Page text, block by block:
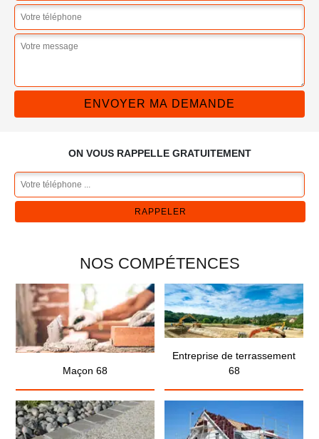
ON VOUS RAPPELLE GRATUITEMENT
NOS COMPÉTENCES
Maçon 68
Entreprise de terrassement
68